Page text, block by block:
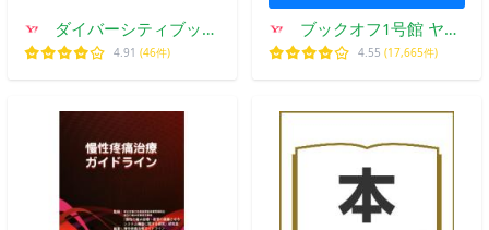
ダイバーシティブック
スヤフー店
4.91 (46件)
ブックオフ1号館 ヤフ
ーショッピング店
4.55 (17,665件)